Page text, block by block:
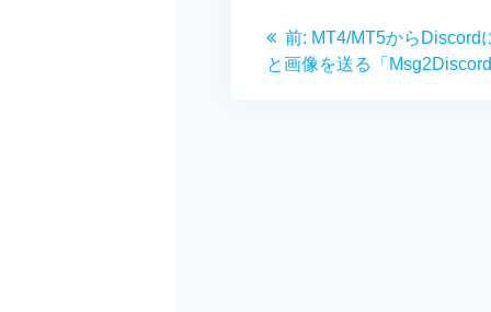
投
稿
前: 前
の
MT4/MT5からDiscord
と画像を送る「Msg2Discord